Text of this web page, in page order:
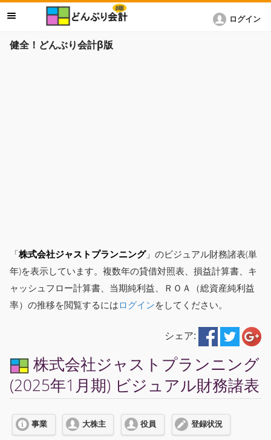
健全！どんぶり会計β版
ログイン
「株式会社ジャストプランニング」のビジュアル財務諸表(単
年)を表示しています。複数年の貸借対照表、損益計算書、キ
ャッシュフロー計算書、当期純利益、ＲＯＡ（総資産純利益
率）の推移を閲覧するにはログインをしてください。
シェア:
株式会社ジャストプランニング
(2025年1月期) ビジュアル財務諸表
事業 大株主 役員 登録状況